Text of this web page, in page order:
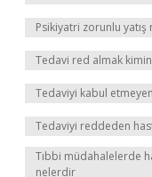
Psikiyatri zorunlu yatış
Tedavi red almak
Tedaviyi kabul
Tedaviyi reddeden
Tıbbi müdahalelerde
nelerdir